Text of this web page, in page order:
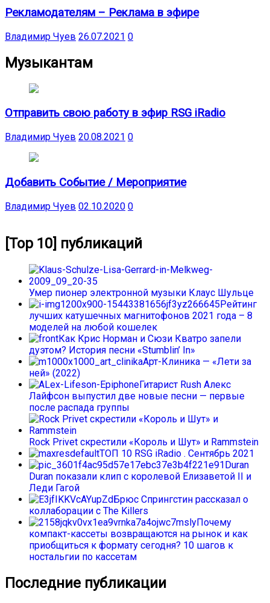
Рекламодателям – Реклама в эфире
Владимир Чуев 26.07.2021 0
Музыкантам
Отправить свою работу в эфир RSG iRadio
Владимир Чуев 20.08.2021 0
Добавить Событие / Мероприятие
Владимир Чуев 02.10.2020 0
[Top 10] публикаций
Умер пионер электронной музыки Клаус Шульце
Рейтинг
лучших катушечных магнитофонов 2021 года – 8
моделей на любой кошелек
Как Крис Норман и Сюзи Кватро запели
дуэтом? История песни «Stumblin’ In»
Арт-Клиника — «Лети за
ней» (2022)
Гитарист Rush Алекс
Лайфсон выпустил две новые песни — первые
после распада группы
Rock Privet скрестили «Король и Шут» и Rammstein
ТОП 10 RSG iRadio . Сентябрь 2021
Duran
Duran показали клип с королевой Елизаветой II и
Леди Гагой
Брюс Спрингстин рассказал о
коллаборации с The Killers
Почему
компакт-кассеты возвращаются на рынок и как
приобщиться к формату сегодня? 10 шагов к
ностальгии по кассетам
Последние публикации